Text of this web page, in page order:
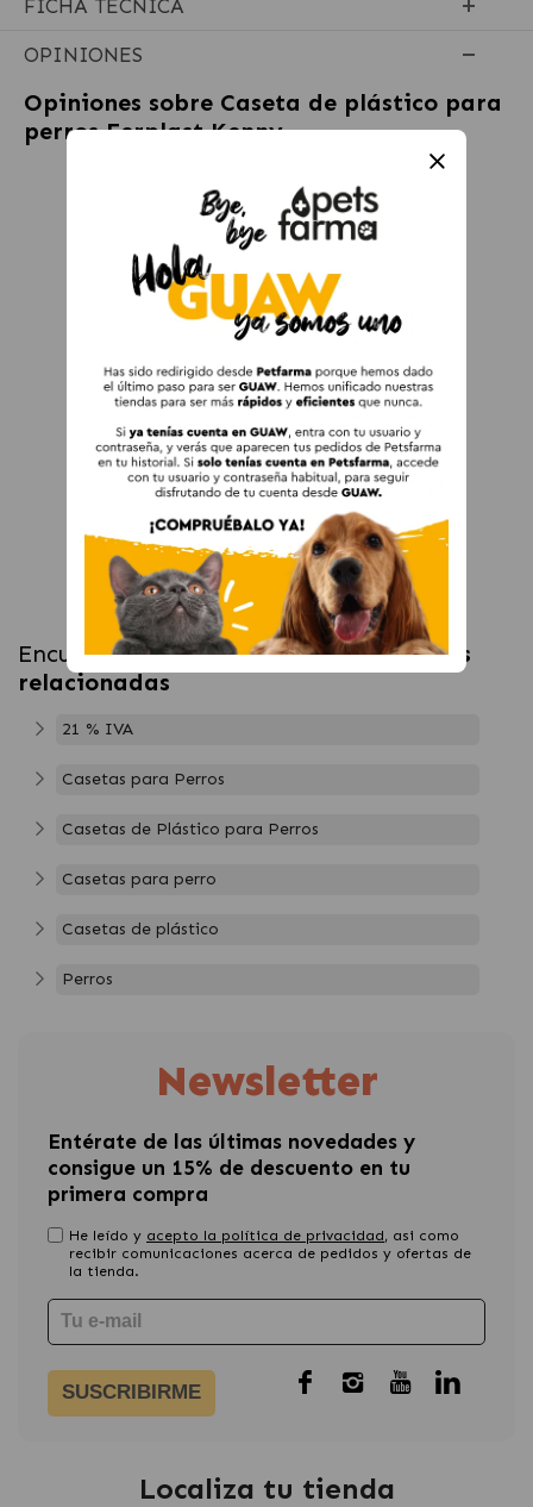
FICHA TÉCNICA
OPINIONES
Opiniones sobre Caseta de plástico para
perros Ferplast Kenny
Encuentra más productos encategorías
relacionadas
21 % IVA
Casetas para Perros
Casetas de Plástico para Perros
Casetas para perro
Casetas de plástico
Perros
Newsletter
Entérate de las últimas novedades y
consigue un 15% de descuento en tu
primera compra
He leído y acepto la política de privacidad, asi como
recibir comunicaciones acerca de pedidos y ofertas de
la tienda.
SUSCRIBIRME
Localiza tu tienda